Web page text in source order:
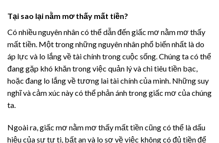
Tại sao lại nằm mơ thấy mất tiền?
Có nhiều nguyên nhân có thể dẫn đến giấc mơ nằm mơ thấy
mất tiền. Một trong những nguyên nhân phổ biến nhất là do
áp lực và lo lắng về tài chính trong cuộc sống. Chúng ta có thể
đang gặp khó khăn trong việc quản lý và chi tiêu tiền bạc,
hoặc đang lo lắng về tương lai tài chính của mình. Những suy
nghĩ và cảm xúc này có thể phản ánh trong giấc mơ của chúng
ta.
Ngoài ra, giấc mơ nằm mơ thấy mất tiền cũng có thể là dấu
hiệu của sự tự ti, bất an và lo sợ về việc không có đủ tiền để